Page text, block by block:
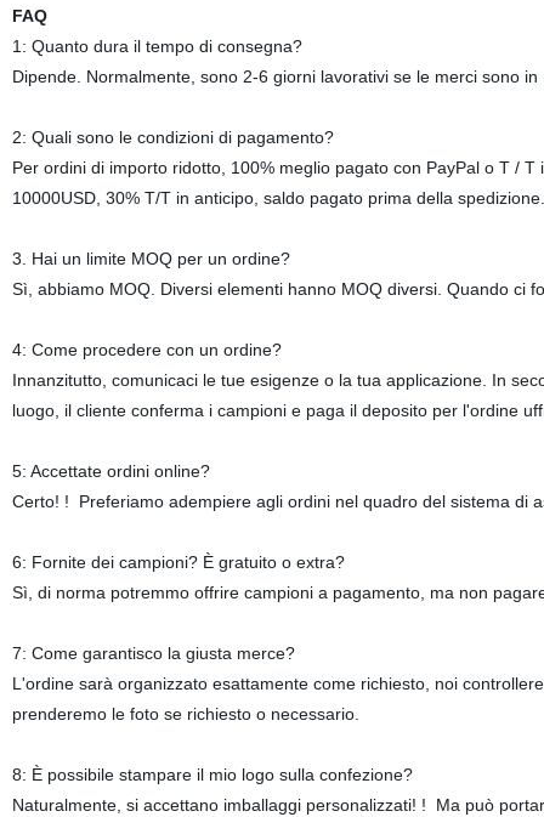
FAQ
1: Quanto dura il tempo di consegna?
Dipende. Normalmente, sono 2-6 giorni lavorativi se le merci sono
2: Quali sono le condizioni di pagamento?
Per ordini di importo ridotto, 100% meglio pagato con PayPal o T /
10000USD, 30% T/T in anticipo, saldo pagato prima della
3. Hai un limite MOQ per un ordine?
Sì, abbiamo MOQ. Diversi elementi hanno MOQ diversi. Quando
4: Come procedere con un ordine?
Innanzitutto, comunicaci le tue esigenze o la tua applicazione. In
luogo, il cliente conferma i campioni e paga il deposito per l'ordine
5: Accettate ordini online?
Certo! ! Preferiamo adempiere agli ordini nel quadro del sistema
6: Fornite dei campioni? È gratuito o extra?
Sì, di norma potremmo offrire campioni a pagamento, ma non
7: Come garantisco la giusta merce?
L'ordine sarà organizzato esattamente come richiesto, noi
prenderemo le foto se richiesto o necessario.
8: È possibile stampare il mio logo sulla confezione?
Naturalmente, si accettano imballaggi personalizzati! ! Ma può